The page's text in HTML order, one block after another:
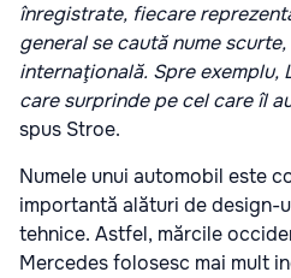
înregistrate, fiecare
general se caută nume
internaţională. Spre exemplu,
care surprinde pe cel care îl
spus Stroe.
Numele unui automobil este
importantă alături de design-
tehnice. Astfel, mărcile
Mercedes folosesc mai mult